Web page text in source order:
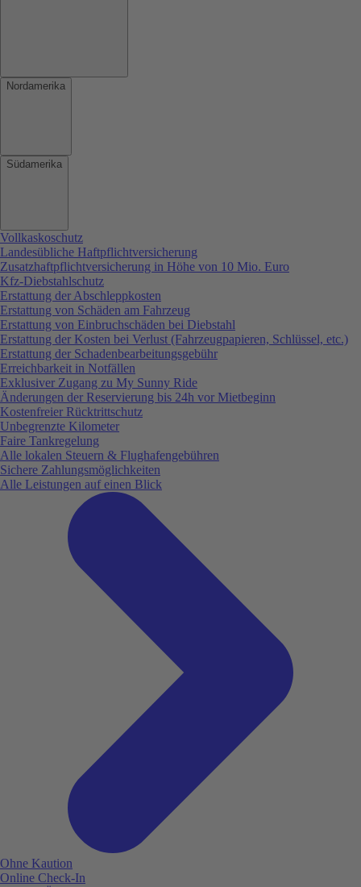
Nordamerika
Südamerika
Vollkaskoschutz
Landesübliche Haftpflichtversicherung
Zusatzhaftpflichtversicherung in Höhe von 10 Mio. Euro
Kfz-Diebstahlschutz
Erstattung der Abschleppkosten
Erstattung von Schäden am Fahrzeug
Erstattung von Einbruchschäden bei Diebstahl
Erstattung der Kosten bei Verlust (Fahrzeugpapieren, Schlüssel, etc.)
Erstattung der Schadenbearbeitungsgebühr
Erreichbarkeit in Notfällen
Exklusiver Zugang zu My Sunny Ride
Änderungen der Reservierung bis 24h vor Mietbeginn
Kostenfreier Rücktrittschutz
Unbegrenzte Kilometer
Faire Tankregelung
Alle lokalen Steuern & Flughafengebühren
Sichere Zahlungsmöglichkeiten
Alle Leistungen auf einen Blick
Ohne Kaution
Online Check-In